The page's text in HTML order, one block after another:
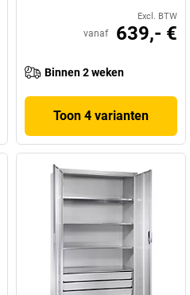
Excl. BTW
vanaf 639,- €
Binnen 2 weken
Toon 4 varianten